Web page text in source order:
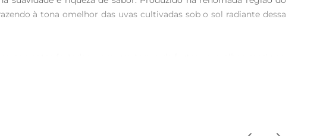
à tona omelhor das uvas cultivadas sob o sol radiante dessa
proporcionando uma experiência aveludada e envolvente, com
ser apreciado sozinho, em momentos de descontração ou